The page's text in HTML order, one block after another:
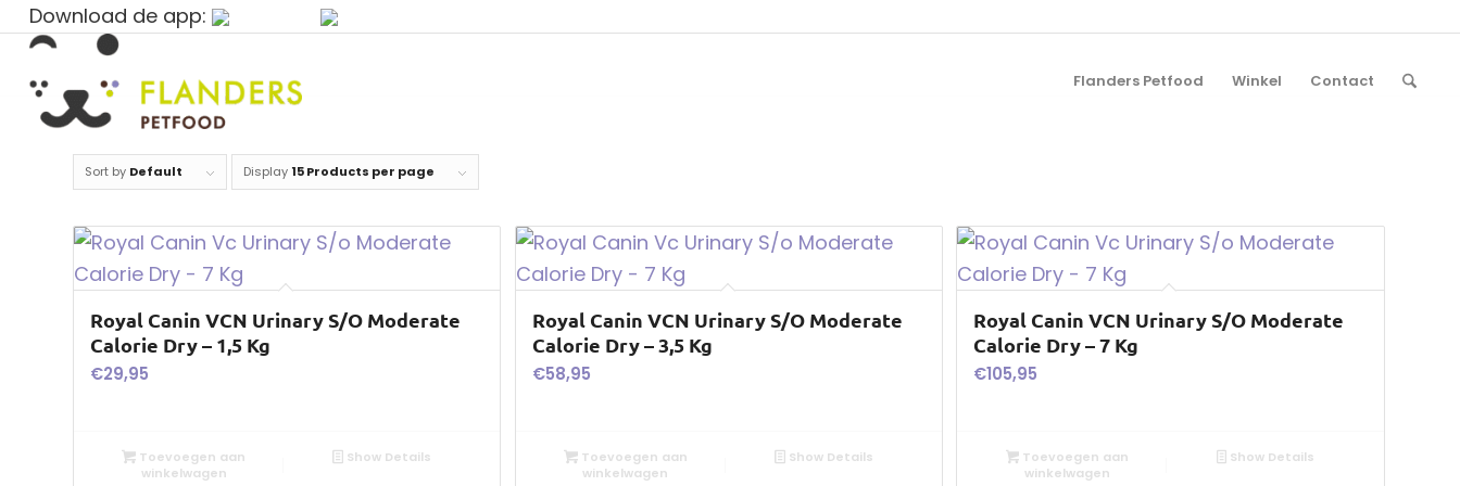
Download de app:
Flanders Petfood Winkel Contact
Sort by Default Display 15 Products per page
Royal Canin VCN Urinary S/O Moderate
Calorie Dry – 1,5 Kg
€29,95
Toevoegen aan
winkelwagen
Show Details
Royal Canin VCN Urinary S/O Moderate
Calorie Dry – 3,5 Kg
€58,95
Toevoegen aan
winkelwagen
Show Details
Royal Canin VCN Urinary S/O Moderate
Calorie Dry – 7 Kg
€105,95
Toevoegen aan
winkelwagen
Show Details